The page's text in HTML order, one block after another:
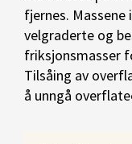
fjernes.
velgraderte og
friksjonsmasser
Tilsåing av
å unngå